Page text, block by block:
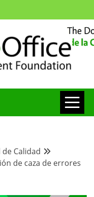
Calidad
de caza de errores